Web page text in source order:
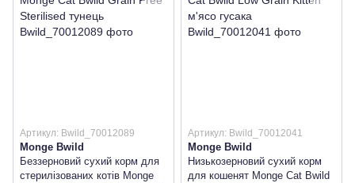
Артикул: Bwild_70012089
Monge Bwild
Беззерновий сухий корм для
стерилізованих котів Monge
Артикул: Bwild_70012041
Monge Bwild
Низькозерновий сухий корм
для кошенят Monge Cat Bwild